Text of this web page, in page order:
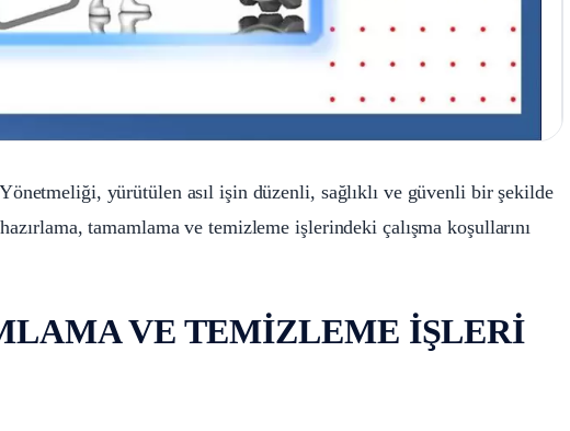
yürütülen asıl işin düzenli, sağlıklı ve güvenli bir şekilde
tamamlama ve temizleme işlerindeki çalışma koşullarını
VE TEMİZLEME İŞLERİ